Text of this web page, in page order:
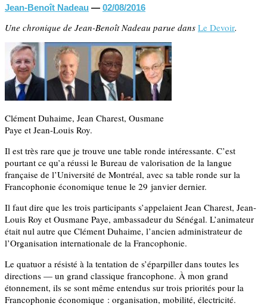
Jean-Benoît Nadeau — 02/08/2016
Une chronique de Jean-Benoît Nadeau parue dans Le Devoir.
Clément Duhaime, Jean Charest, Ousmane
Paye et Jean-Louis Roy.
Il est très rare que je trouve une table ronde intéressante. C’est
pourtant ce qu’a réussi le Bureau de valorisation de la langue
française de l’Université de Montréal, avec sa table ronde sur la
Francophonie économique tenue le 29 janvier dernier.
Il faut dire que les trois participants s’appelaient Jean Charest, Jean-
Louis Roy et Ousmane Paye, ambassadeur du Sénégal. L’animateur
était nul autre que Clément Duhaime, l’ancien administrateur de
l’Organisation internationale de la Francophonie.
Le quatuor a résisté à la tentation de s’éparpiller dans toutes les
directions — un grand classique francophone. À mon grand
étonnement, ils se sont même entendus sur trois priorités pour la
Francophonie économique : organisation, mobilité, électricité.